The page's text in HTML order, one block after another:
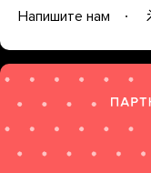
Напишите нам